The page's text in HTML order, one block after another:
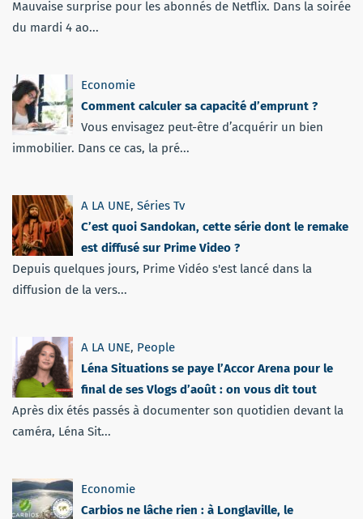
Mauvaise surprise pour les abonnés de Netflix. Dans la soirée
du mardi 4 ao...
Economie
Comment calculer sa capacité d’emprunt ?
Vous envisagez peut-être d’acquérir un bien
immobilier. Dans ce cas, la pré...
A LA UNE, Séries Tv
C’est quoi Sandokan, cette série dont le remake
est diffusé sur Prime Video ?
Depuis quelques jours, Prime Vidéo s'est lancé dans la
diffusion de la vers...
A LA UNE, People
Léna Situations se paye l’Accor Arena pour le
final de ses Vlogs d’août : on vous dit tout
Après dix étés passés à documenter son quotidien devant la
caméra, Léna Sit...
Economie
Carbios ne lâche rien : à Longlaville, le